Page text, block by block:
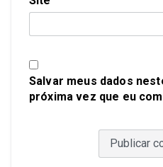
Salvar meus dados
próxima vez que eu